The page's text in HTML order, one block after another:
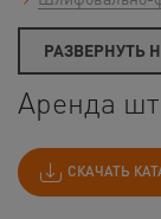
РАЗВЕРНУТЬ
Аренда
СКАЧАТЬ